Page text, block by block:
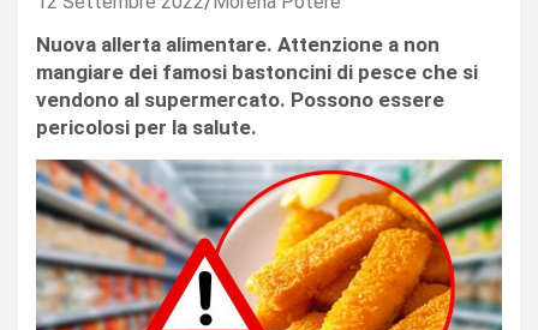
Nuova allerta alimentare. Attenzione a non
mangiare dei famosi bastoncini di pesce che si
vendono al supermercato. Possono essere
pericolosi per la salute.